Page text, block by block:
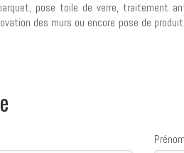
pose toile de verre, traitement
des murs ou encore pose de
Prénom